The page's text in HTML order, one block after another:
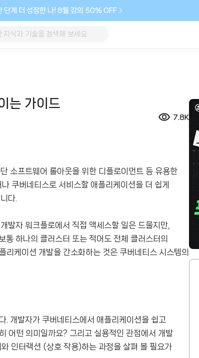
단계 더 성장한 나! 8월 강의 50% OFF
는 가이드
7.8K
소프트웨어 롤아웃을 위한 디플로이먼트 등 유용한
쿠버네티스로 서비스할 애플리케이션을 더 쉽게
다.
발자 워크플로에서 직접 액세스할 일은 드물지만,
하나의 클러스터 또는 적어도 전체 클러스터의
케이션 개발을 간소화하는 것은 쿠버네티스 시스템의
. 개발자가 쿠버네티스에서 애플리케이션을 쉽고
어떤 의미일까요? 그리고 실용적인 관점에서 개발
인터랙션 (상호 작용)하는 과정을 살펴 볼 필요가